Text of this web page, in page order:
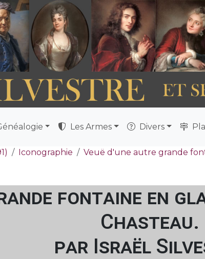
Les Armes Divers
Iconographie Veuë d'une autre grande
fontaine en
Chasteau.
par Israël